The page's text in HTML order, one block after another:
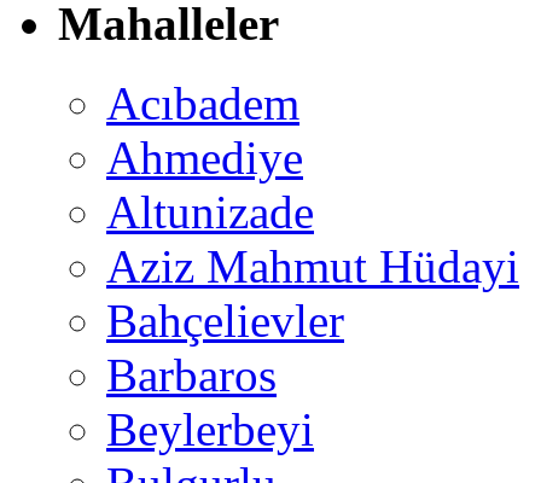
Mahalleler
Acıbadem
Ahmediye
Altunizade
Aziz Mahmut Hüdayi
Bahçelievler
Barbaros
Beylerbeyi